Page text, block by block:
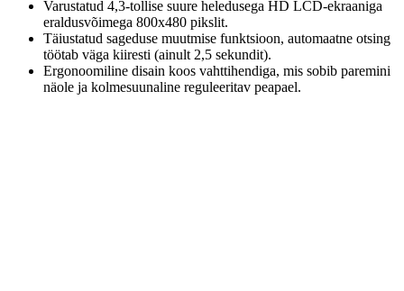
Varustatud 4,3-tollise suure heledusega HD LCD-ekraaniga
eraldusvõimega 800x480 pikslit.
Täiustatud sageduse muutmise funktsioon, automaatne otsing
töötab väga kiiresti (ainult 2,5 sekundit).
Ergonoomiline disain koos vahttihendiga, mis sobib paremini
näole ja kolmesuunaline reguleeritav peapael.